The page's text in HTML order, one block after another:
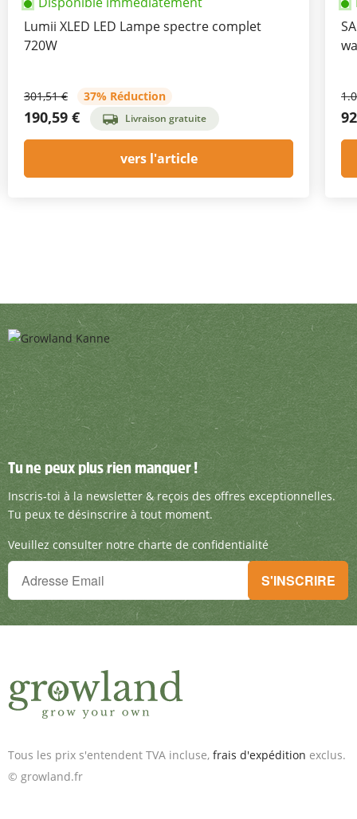
Lumii XLED LED Lampe spectre complet
720W
301,51 € 37% Réduction
190,59 € Livraison gratuite
vers l'article
Tu ne peux plus rien manquer !
Inscris-toi à la newsletter & reçois des offres
Tu ne peux plus rien manquer !
Inscris-toi à la newsletter & reçois des offres exceptionnelles.
Tu peux te désinscrire à tout moment.
Veuillez consulter notre charte de confidentialité
Tu ne peux plus rien manquer !
Inscris-toi à la newsletter & reçois des offres exceptionnelles.
S'INSCRIRE
Tous les prix s'entendent TVA incluse, frais d'expédition exclus.
© growland.fr